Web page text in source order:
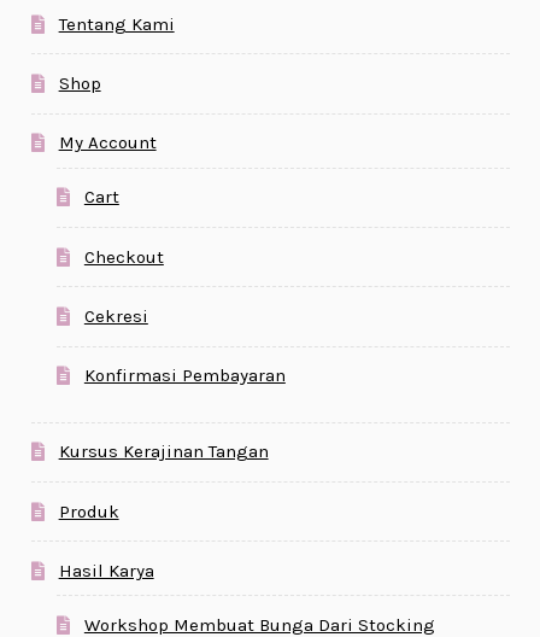
Tentang Kami
Shop
My Account
Cart
Checkout
Cekresi
Konfirmasi Pembayaran
Kursus Kerajinan Tangan
Produk
Hasil Karya
Workshop Membuat Bunga Dari Stocking